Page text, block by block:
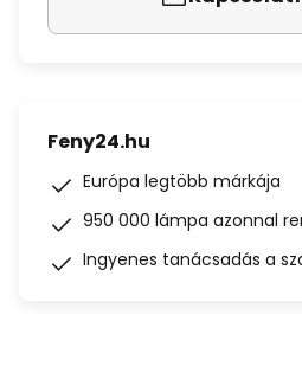
Feny24.hu
Európa legtöbb márkája
950 000 lámpa azonnal
Ingyenes tanácsadás a